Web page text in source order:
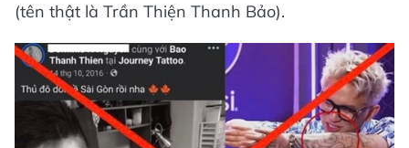
(tên thật là Trần Thiện Thanh Bảo).